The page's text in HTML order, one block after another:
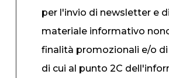
per l'invio di newsletter e
materiale informativo
finalità promozionali e/o
di cui al punto 2C